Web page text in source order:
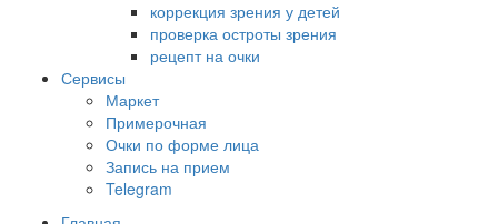
коррекция зрения у детей
проверка остроты зрения
рецепт на очки
Сервисы
Маркет
Примерочная
Очки по форме лица
Запись на прием
Telegram